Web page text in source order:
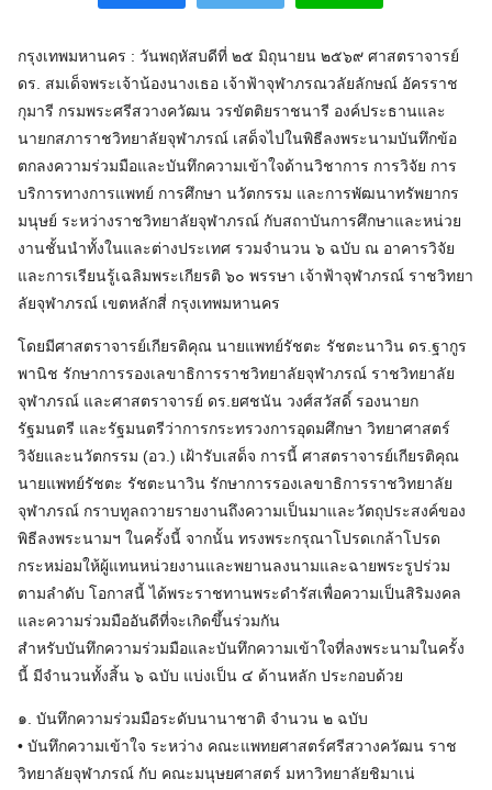
กรุงเทพมหานคร : วันพฤหัสบดีที่ ๒๕ มิถุนายน ๒๕๖๙ ศาสตราจารย์
ดร. สมเด็จพระเจ้าน้องนางเธอ เจ้าฟ้าจุฬาภรณวลัยลักษณ์ อัครราช
กุมารี กรมพระศรีสวางควัฒน วรขัตติยราชนารี องค์ประธานและ
นายกสภาราชวิทยาลัยจุฬาภรณ์ เสด็จไปในพิธีลงพระนามบันทึกข้อ
ตกลงความร่วมมือและบันทึกความเข้าใจด้านวิชาการ การวิจัย การ
บริการทางการแพทย์ การศึกษา นวัตกรรม และการพัฒนาทรัพยากร
มนุษย์ ระหว่างราชวิทยาลัยจุฬาภรณ์ กับสถาบันการศึกษาและหน่วย
งานชั้นนำทั้งในและต่างประเทศ รวมจำนวน ๖ ฉบับ ณ อาคารวิจัย
และการเรียนรู้เฉลิมพระเกียรติ ๖๐ พรรษา เจ้าฟ้าจุฬาภรณ์ ราชวิทยา
ลัยจุฬาภรณ์ เขตหลักสี่ กรุงเทพมหานคร
โดยมีศาสตราจารย์เกียรติคุณ นายแพทย์รัชตะ รัชตะนาวิน ดร.ฐากูร
พานิช รักษาการรองเลขาธิการราชวิทยาลัยจุฬาภรณ์ ราชวิทยาลัย
จุฬาภรณ์ และศาสตราจารย์ ดร.ยศชนัน วงศ์สวัสดิ์ รองนายก
รัฐมนตรี และรัฐมนตรีว่าการกระทรวงการอุดมศึกษา วิทยาศาสตร์
วิจัยและนวัตกรรม (อว.) เฝ้ารับเสด็จ การนี้ ศาสตราจารย์เกียรติคุณ
นายแพทย์รัชตะ รัชตะนาวิน รักษาการรองเลขาธิการราชวิทยาลัย
จุฬาภรณ์ กราบทูลถวายรายงานถึงความเป็นมาและวัตถุประสงค์ของ
พิธีลงพระนามฯ ในครั้งนี้ จากนั้น ทรงพระกรุณาโปรดเกล้าโปรด
กระหม่อมให้ผู้แทนหน่วยงานและพยานลงนามและฉายพระรูปร่วม
ตามลำดับ โอกาสนี้ ได้พระราชทานพระดำรัสเพื่อความเป็นสิริมงคล
และความร่วมมืออันดีที่จะเกิดขึ้นร่วมกัน
สำหรับบันทึกความร่วมมือและบันทึกความเข้าใจที่ลงพระนามในครั้ง
นี้ มีจำนวนทั้งสิ้น ๖ ฉบับ แบ่งเป็น ๔ ด้านหลัก ประกอบด้วย
๑. บันทึกความร่วมมือระดับนานาชาติ จำนวน ๒ ฉบับ
• บันทึกความเข้าใจ ระหว่าง คณะแพทยศาสตร์ศรีสวางควัฒน ราช
วิทยาลัยจุฬาภรณ์ กับ คณะมนุษยศาสตร์ มหาวิทยาลัยชิมาเน่